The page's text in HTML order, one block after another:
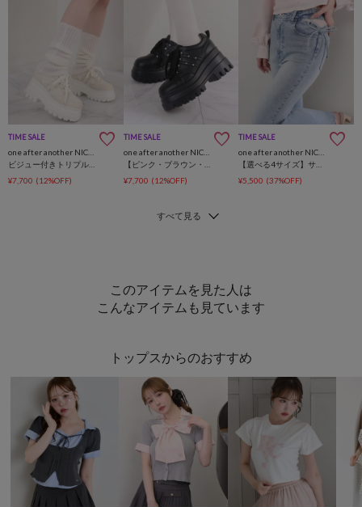
TIME SALE
¥7,700 (12%OFF)
TIME SALE
one after another NICE CLAUP
¥7,700 (12%OFF)
TIME SALE
¥5,500 (37%OFF)
このアイテムを見た人は
こんなアイテムも見ています
トップスからのおすすめ